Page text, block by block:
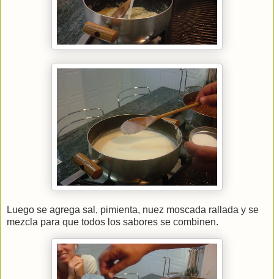
Luego se agrega sal, pimienta, nuez moscada rallada y se
mezcla para que todos los sabores se combinen.